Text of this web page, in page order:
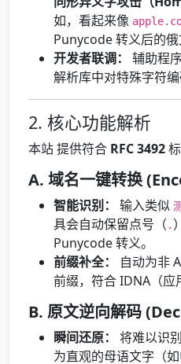
如，看起来像
Punycode 转义后的俄
开发者联调：
辅助程
解析库中对特殊字符编
2. 核心功能解析
本站 提供符合 RFC 3492
A. 域名一键转换
智能识别： 输入类似
具会自动保留点号（ .
Punycode 转义。
前缀补全：
自动为非
前缀，符合 IDNA（应
B. 原文逆向解码
瞬间还原： 将难以识
为直观的母语文字（